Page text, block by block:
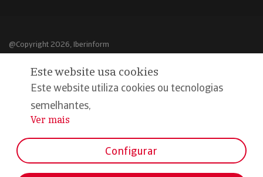
@Copyright 2026, Iberinform
Aviso legal
Política de cookies
Declaração de privacidade
Este website usa cookies
Este website utiliza cookies ou tecnologias
semelhantes,
...
Ver mais
Configurar